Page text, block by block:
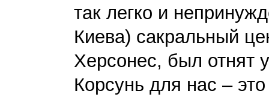
так легко и
Киева) сакральный
Херсонес, был отнят
Корсунь для нас –